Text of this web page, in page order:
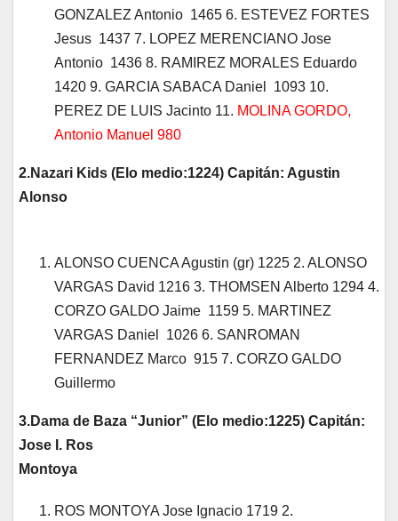
GONZALEZ Antonio 1465 6. ESTEVEZ FORTES
Jesus 1437 7. LOPEZ MERENCIANO Jose
Antonio 1436 8. RAMIREZ MORALES Eduardo
1420 9. GARCIA SABACA Daniel 1093 10.
PEREZ DE LUIS Jacinto 11. MOLINA GORDO,
Antonio Manuel 980
2.Nazari Kids (Elo medio:1224) Capitán: Agustin
Alonso
ALONSO CUENCA Agustin (gr) 1225 2. ALONSO
VARGAS David 1216 3. THOMSEN Alberto 1294 4.
CORZO GALDO Jaime 1159 5. MARTINEZ
VARGAS Daniel 1026 6. SANROMAN
FERNANDEZ Marco 915 7. CORZO GALDO
Guillermo
3.Dama de Baza “Junior” (Elo medio:1225) Capitán:
Jose I. Ros
Montoya
ROS MONTOYA Jose Ignacio 1719 2.